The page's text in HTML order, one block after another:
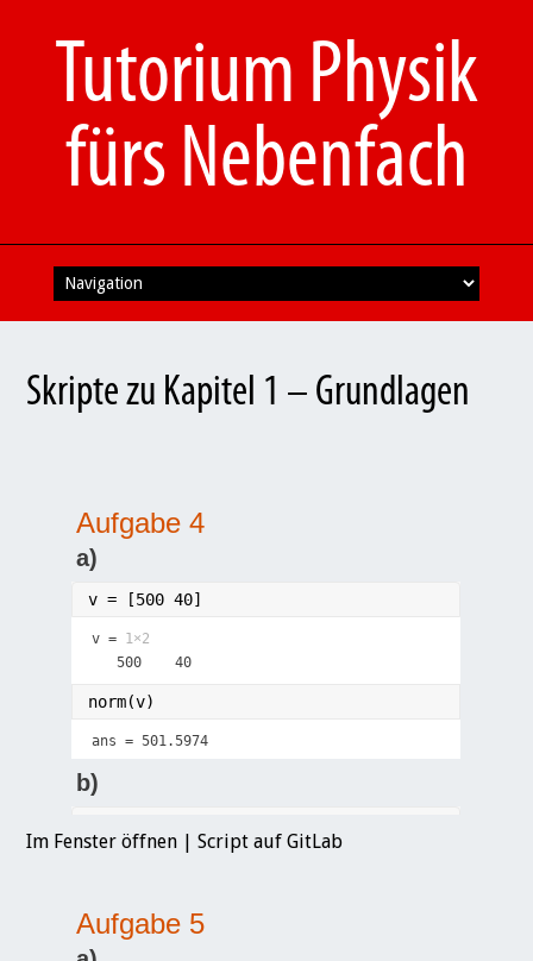
Tutorium Physik
fürs Nebenfach
content
Skripte zu Kapitel 1 – Grundlagen
Im Fenster öffnen |Script auf GitLab